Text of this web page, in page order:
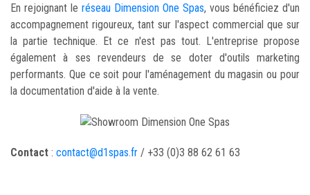
En rejoignant le réseau Dimension One Spas, vous bénéficiez d'un
accompagnement rigoureux, tant sur l'aspect commercial que sur
la partie technique. Et ce n'est pas tout. L'entreprise propose
également à ses revendeurs de se doter d'outils marketing
performants. Que ce soit pour l'aménagement du magasin ou pour
la documentation d'aide à la vente.
Contact : contact@d1spas.fr / +33 (0)3 88 62 61 63